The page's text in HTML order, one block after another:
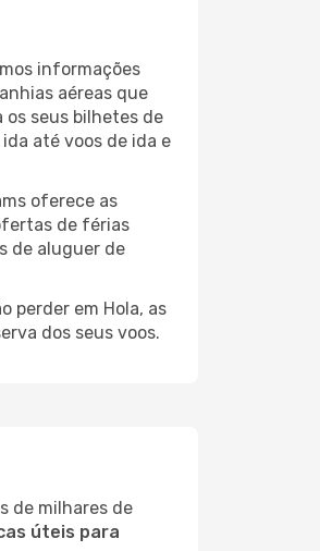
informações
aéreas que
os seus bilhetes de
até voos de ida e
oferece as
de férias
de aluguer de
perder em Hola, as
dos seus voos.
de milhares de
úteis para